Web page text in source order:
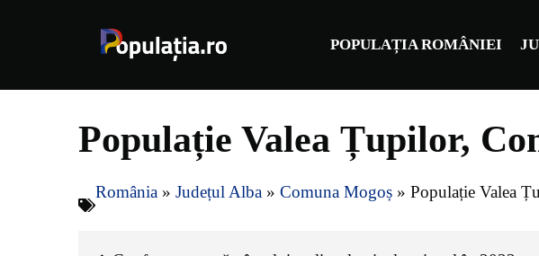
POPULAȚIA ROMÂNIEI
Populație Valea Țupilor,
România » Județul Alba » Comuna Mogoș » Populație Valea